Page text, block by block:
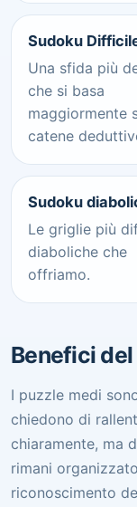
Sudoku
Una sfida più
che si basa
maggiormente
catene
Sudoku
Le griglie più
diaboliche che
offriamo.
Benefici
I puzzle medi
chiedono di
chiaramente, ma
rimani
riconoscimento